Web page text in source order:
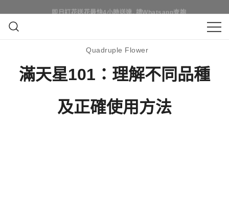
to
content
QuadrupleFlower 啟德新蒲崗花
店 | 香港花店推介 | 即日送花服
設計
身訂造及設計鮮花 & 永生花花束
Quadruple Flower
滿天星101：理解不同品種
及正確使用方法